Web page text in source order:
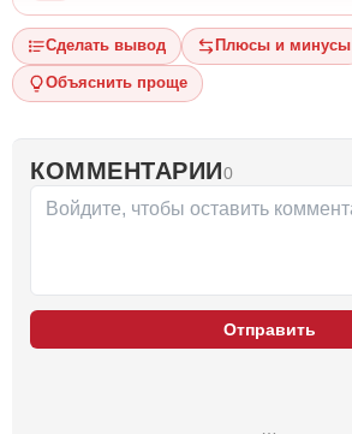
Сделать вывод Плюсы и минусы
Объяснить проще
КОММЕНТАРИИ0
Отправить
…